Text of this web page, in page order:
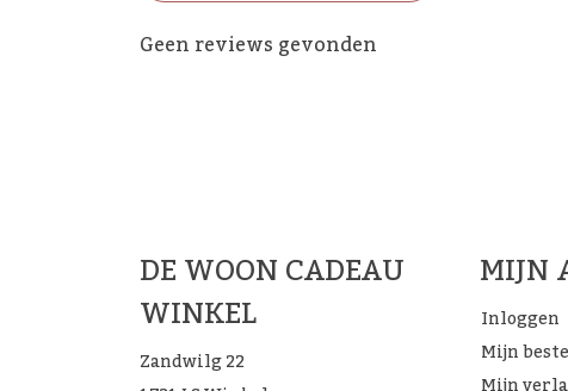
Geen reviews gevonden
DE WOON CADEAU
WINKEL
Zandwilg 22
MIJN
Inloggen
Mijn